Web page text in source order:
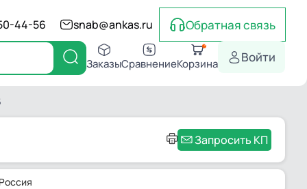
44-56 snab@ankas.ru Обратная связь
ЗаказыСравнениеКорзина Войти
Запросить КП